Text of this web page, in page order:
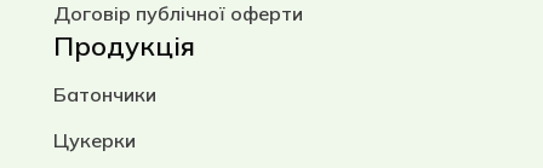
Договір публічної оферти
Продукція
Батончики
Цукерки